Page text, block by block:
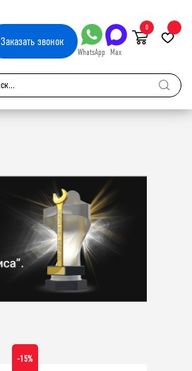
Заказатьзвонок
WhatsApp Max
0
-15%